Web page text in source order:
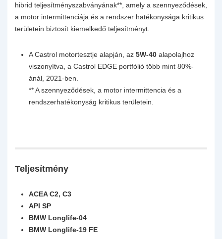
hibrid teljesítményszabványának**, amely a szennyeződések,
a motor intermittenciája és a rendszer hatékonysága kritikus
területein biztosít kiemelkedő teljesítményt.
A Castrol motortesztje alapján, az 5W-40 alapolajhoz
viszonyítva, a Castrol EDGE portfólió több mint 80%-
ánál, 2021-ben.
** A szennyeződések, a motor intermittencia és a
rendszerhatékonyság kritikus területein.
Teljesítmény
ACEA C2, C3
API SP
BMW Longlife-04
BMW Longlife-19 FE